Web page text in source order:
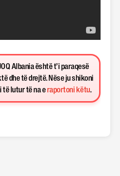
Albania është t’i paraqesë
dhe të drejtë. Nëse ju shikoni
të lutur të na e raportoni këtu.